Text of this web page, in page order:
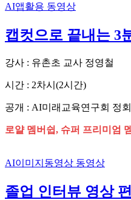
AI앱활용 동영상
캡컷으로 끝내는 3
강사 : 유촌초 교사 정영철
시간 : 2차시(2시간)
공개 : AI미래교육연구회 정
로얄 멤버쉽, 슈퍼 프리미엄
AI이미지동영상 동영상
졸업 인터뷰 영상